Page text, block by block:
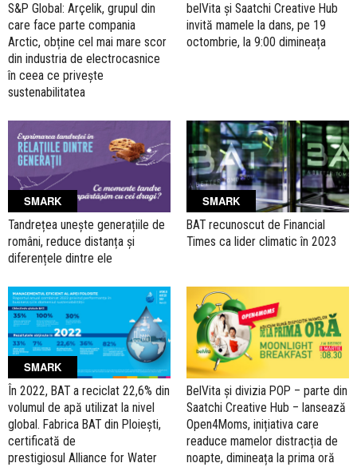
S&P Global: Arçelik, grupul din
care face parte compania
Arctic, obține cel mai mare scor
din industria de electrocasnice
în ceea ce privește
sustenabilitatea
belVita și Saatchi Creative Hub
invită mamele la dans, pe 19
octombrie, la 9:00 dimineața
SMARK
Tandrețea unește generațiile de
români, reduce distanța și
diferențele dintre ele
SMARK
BAT recunoscut de Financial
Times ca lider climatic în 2023
SMARK
În 2022, BAT a reciclat 22,6% din
volumul de apă utilizat la nivel
global. Fabrica BAT din Ploiești,
certificată de
prestigiosul Alliance for Water
BelVita și divizia POP – parte din
Saatchi Creative Hub – lansează
Open4Moms, inițiativa care
readuce mamelor distracția de
noapte, dimineața la prima oră